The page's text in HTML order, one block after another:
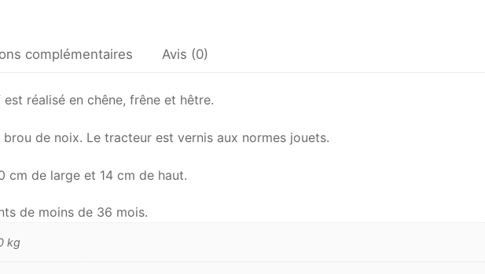
complémentaires Avis (0)
réalisé en chêne, frêne et hêtre.
de noix. Le tracteur est vernis aux normes jouets.
cm de large et 14 cm de haut.
de moins de 36 mois.
kg